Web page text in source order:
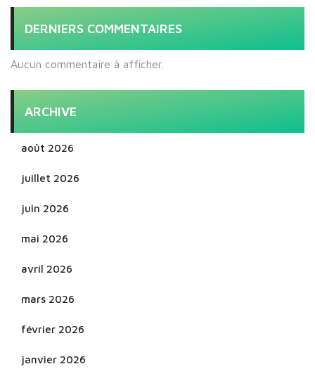
DERNIERS COMMENTAIRES
Aucun commentaire à afficher.
ARCHIVE
août 2026
juillet 2026
juin 2026
mai 2026
avril 2026
mars 2026
février 2026
janvier 2026